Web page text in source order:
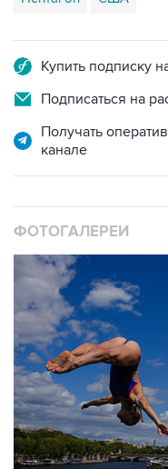
Купить подписку
Подписаться на
Получать
канале
ФОТОГАЛЕРЕИ